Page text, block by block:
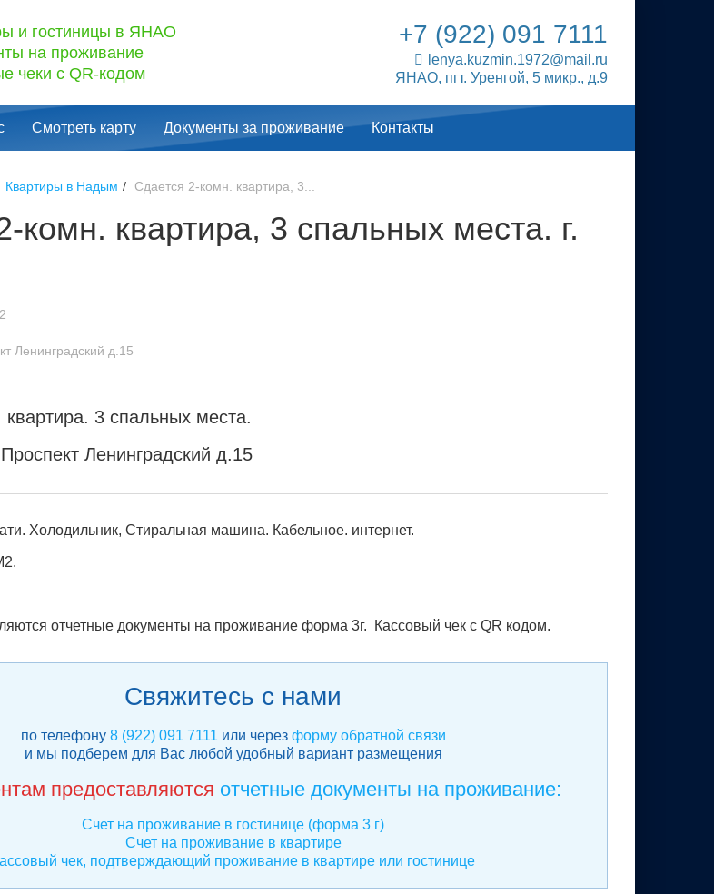
и гостиницы в ЯНАО
на проживание
чеки с QR-кодом
+7 (922) 091 7111
lenya.kuzmin.1972@mail.ru
ЯНАО, пгт. Уренгой, 5 микр., д.9
Смотреть карту Документы за проживание Контакты
Квартиры в Надым Сдается 2-комн. квартира, 3...
комн. квартира, 3 спальных места. г.
Ленинградский д.15
3 спальных места.
Ленинградский д.15
Холодильник, Стиральная машина. Кабельное. интернет.
отчетные документы на проживание форма 3г. Кассовый чек с QR кодом.
Свяжитесь с нами
по телефону 8 (922) 091 7111 или через форму обратной связи
и мы подберем для Вас любой удобный вариант размещения
предоставляются отчетные документы на проживание:
Счет на проживание в гостинице (форма 3 г)
Счет на проживание в квартире
чек, подтверждающий проживание в квартире или гостинице